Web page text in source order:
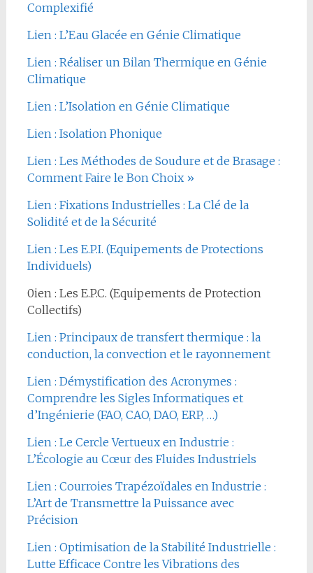
Complexifié
Lien : L’Eau Glacée en Génie Climatique
Lien : Réaliser un Bilan Thermique en Génie
Climatique
Lien : L’Isolation en Génie Climatique
Lien : Isolation Phonique
Lien : Les Méthodes de Soudure et de Brasage :
Comment Faire le Bon Choix »
Lien : Fixations Industrielles : La Clé de la
Solidité et de la Sécurité
Lien : Les E.P.I. (Equipements de Protections
Individuels)
0ien : Les E.P.C. (Equipements de Protection
Collectifs)
Lien : Principaux de transfert thermique : la
conduction, la convection et le rayonnement
Lien : Démystification des Acronymes :
Comprendre les Sigles Informatiques et
d’Ingénierie (FAO, CAO, DAO, ERP, …)
Lien : Le Cercle Vertueux en Industrie :
L’Écologie au Cœur des Fluides Industriels
Lien : Courroies Trapézoïdales en Industrie :
L’Art de Transmettre la Puissance avec
Précision
Lien : Optimisation de la Stabilité Industrielle :
Lutte Efficace Contre les Vibrations des